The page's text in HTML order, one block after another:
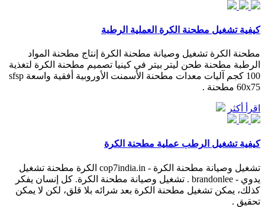
كيفية تشغيل مطحنة الكرة العملية الرطبة
مطحنة الكرة تشغيل وصيانة مطحنة الكرة إنتاج مطحنة المواد
الرطبة مطحنة طحن ليتر بيتر في كينيا تصميم مطحنة الكرة لتغذية
100 كجم آليات معدات مطحنة الأسمنت الأوروبية أفقية واسعة sfsp
60x75 مطحنة .
اقرأ أكثر
كيفية تشغيل الرطب عملية مطحنة الكرة
تشغيل وصيانة مطحنة الكرة - cop7india.in الكرة مطحنة تشغيل
يدوي - brandonlee . تشغيل وصيانة مطحنة الكرة. كل إنسان يفكر
كذلك، يمكن تشغيل مطحنة الكرة بعد شرائه بلا قلق، لكن لا يمكن
تحقيق .